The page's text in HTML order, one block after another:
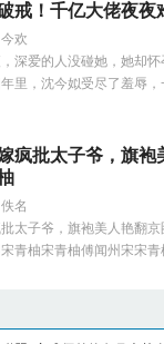
戒！千亿大佬夜夜
欢
深爱的人没碰她，她却
里，沈今姒受尽了羞辱
嫁疯批太子爷，旗
名
太子爷，旗袍美人艳翻
青柚宋青柚傅闻州宋宋青